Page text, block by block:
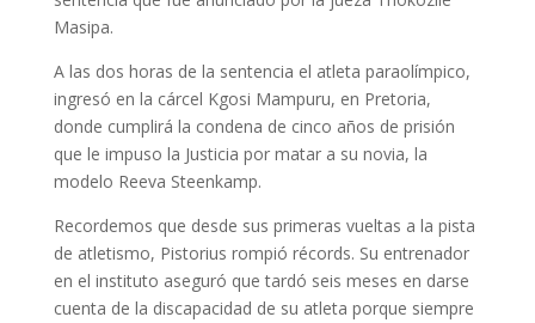
Masipa.
A las dos horas de la sentencia el atleta paraolímpico,
ingresó en la cárcel Kgosi Mampuru, en Pretoria,
donde cumplirá la condena de cinco años de prisión
que le impuso la Justicia por matar a su novia, la
modelo Reeva Steenkamp.
Recordemos que desde sus primeras vueltas a la pista
de atletismo, Pistorius rompió récords. Su entrenador
en el instituto aseguró que tardó seis meses en darse
cuenta de la discapacidad de su atleta porque siempre